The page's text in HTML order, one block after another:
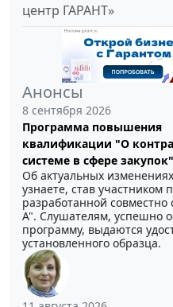
центр ГАРАНТ»
Анонсы
8 сентября 2026
Программа повышения
квалификации "О
системе в сфере
Об актуальных
узнаете, став участником
разработанной
А". Слушателям, успешно
программу, выдаются
установленного образца.